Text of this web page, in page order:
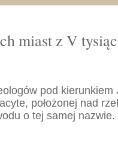
miast z V
pod
położonej nad
o tej samej nazwie.